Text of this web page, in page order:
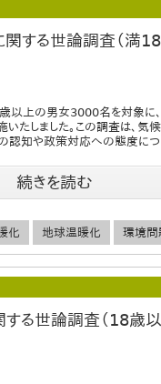
する世論調査（満
以上の男女3000名を対象に
たしました。この調査は、気
認知や政策対応への態度につ
続きを読む
化 地球温暖化 環境問
る世論調査（18歳